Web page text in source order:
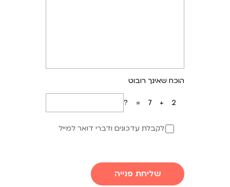
הוכח שאינך רובוט
7+2=?
לקבלת עדכונים ודברי דואר למייל
שליחת פנייה